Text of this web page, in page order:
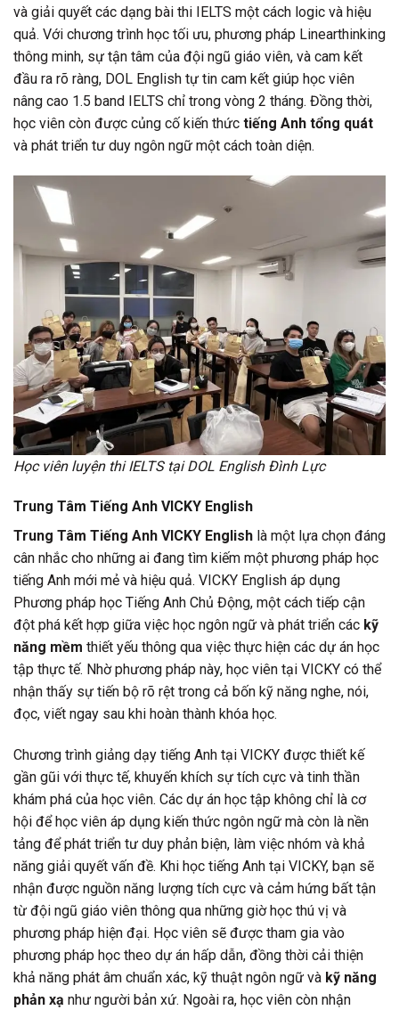
và giải quyết các dạng bài thi IELTS một cách logic và hiệu
quả. Với chương trình học tối ưu, phương pháp Linearthinking
thông minh, sự tận tâm của đội ngũ giáo viên, và cam kết
đầu ra rõ ràng, DOL English tự tin cam kết giúp học viên
nâng cao 1.5 band IELTS chỉ trong vòng 2 tháng. Đồng thời,
học viên còn được củng cố kiến thức tiếng Anh tổng quát
và phát triển tư duy ngôn ngữ một cách toàn diện.
Học viên luyện thi IELTS tại DOL English Đình Lực
Trung Tâm Tiếng Anh VICKY English
Trung Tâm Tiếng Anh VICKY English là một lựa chọn đáng
cân nhắc cho những ai đang tìm kiếm một phương pháp học
tiếng Anh mới mẻ và hiệu quả. VICKY English áp dụng
Phương pháp học Tiếng Anh Chủ Động, một cách tiếp cận
đột phá kết hợp giữa việc học ngôn ngữ và phát triển các kỹ
năng mềm thiết yếu thông qua việc thực hiện các dự án học
tập thực tế. Nhờ phương pháp này, học viên tại VICKY có thể
nhận thấy sự tiến bộ rõ rệt trong cả bốn kỹ năng nghe, nói,
đọc, viết ngay sau khi hoàn thành khóa học.
Chương trình giảng dạy tiếng Anh tại VICKY được thiết kế
gần gũi với thực tế, khuyến khích sự tích cực và tinh thần
khám phá của học viên. Các dự án học tập không chỉ là cơ
hội để học viên áp dụng kiến thức ngôn ngữ mà còn là nền
tảng để phát triển tư duy phản biện, làm việc nhóm và khả
năng giải quyết vấn đề. Khi học tiếng Anh tại VICKY, bạn sẽ
nhận được nguồn năng lượng tích cực và cảm hứng bất tận
từ đội ngũ giáo viên thông qua những giờ học thú vị và
phương pháp hiện đại. Học viên sẽ được tham gia vào
phương pháp học theo dự án hấp dẫn, đồng thời cải thiện
khả năng phát âm chuẩn xác, kỹ thuật ngôn ngữ và kỹ năng
phản xạ như người bản xứ. Ngoài ra, học viên còn nhận